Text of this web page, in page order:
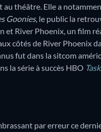
théâtre. Elle a
Goonies, le public la
et River Phoenix, un film
côtés de River Phoenix
fut dans la sitcom
la série à succès HBO Task
par erreur ce